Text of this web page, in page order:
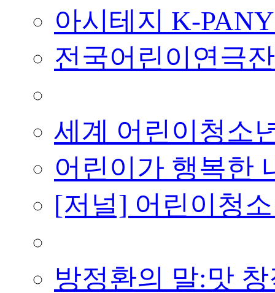
아시테지 K-
전국어린이연극
세계 어린이청소
어린이가 행복한
[저널] 어린이청
방정환의 말:맛